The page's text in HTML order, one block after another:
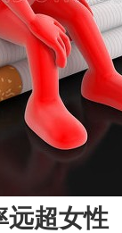
远超女性